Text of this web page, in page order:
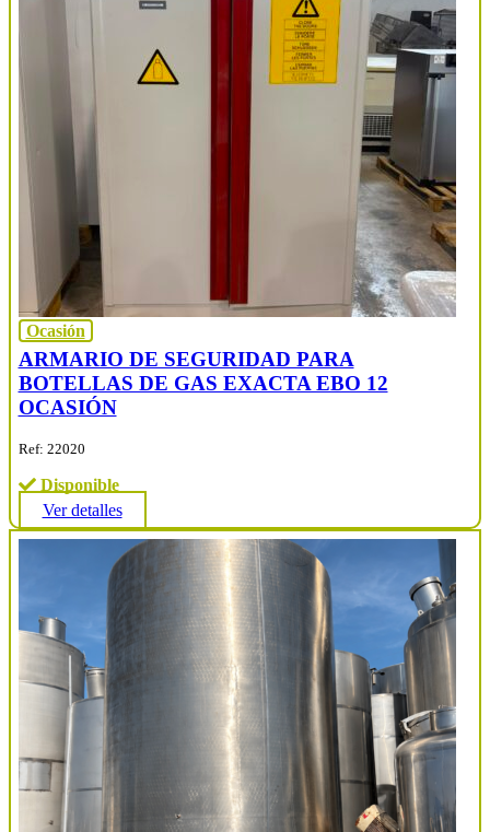
Ocasión
ARMARIO DE SEGURIDAD PARA
BOTELLAS DE GAS EXACTA EBO 12
OCASIÓN
Ref: 22020
Disponible
Ver detalles